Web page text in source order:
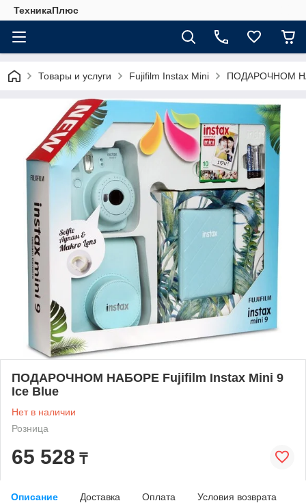
ТехникаПлюс
Товары и услуги Fujifilm Instax Mini ПОДАРОЧНОМ
ПОДАРОЧНОМ НАБОРЕ Fujifilm Instax Mini 9
Ice Blue
Нет в наличии
Розница
65 528 ₸
Описание Доставка Оплата Условия возврата